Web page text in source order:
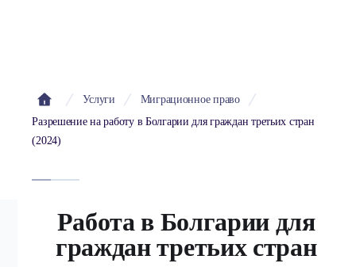
Услуги
Миграционное право
Разрешение на работу в Болгарии для граждан третьих стран
(2024)
Работа в Болгарии для
граждан третьих стран